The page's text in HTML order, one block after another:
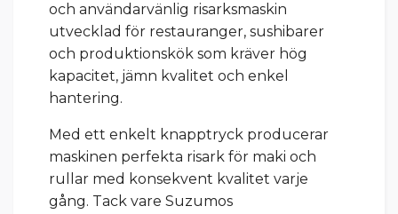
och användarvänlig risarksmaskin
utvecklad för restauranger, sushibarer
och produktionskök som kräver hög
kapacitet, jämn kvalitet och enkel
hantering.
Med ett enkelt knapptryck producerar
maskinen perfekta risark för maki och
rullar med konsekvent kvalitet varje
gång. Tack vare Suzumos